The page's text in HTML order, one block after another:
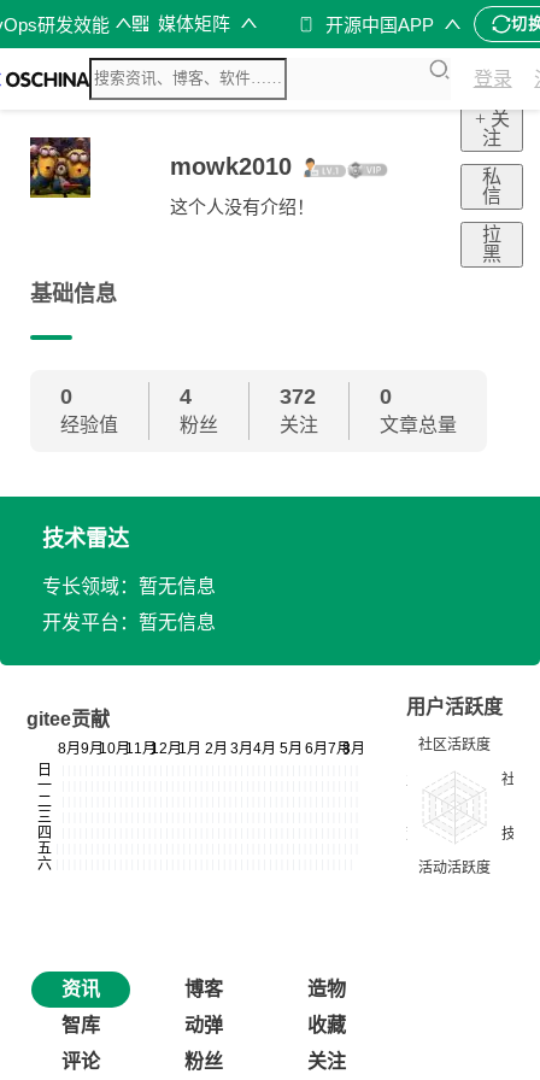
研发效能 媒体矩阵 开源中国APP 切
登录
mowk2010
这个人没有介绍！
+ 关
注
私
信
拉
黑
基础信息
0
经验值
4
粉丝
372
关注
0
文章总量
技术雷达
专长领域：暂无信息
开发平台：暂无信息
gitee贡献
用户活跃度
资讯 博客
造物
智库
动弹
收藏
评论
粉丝 关注